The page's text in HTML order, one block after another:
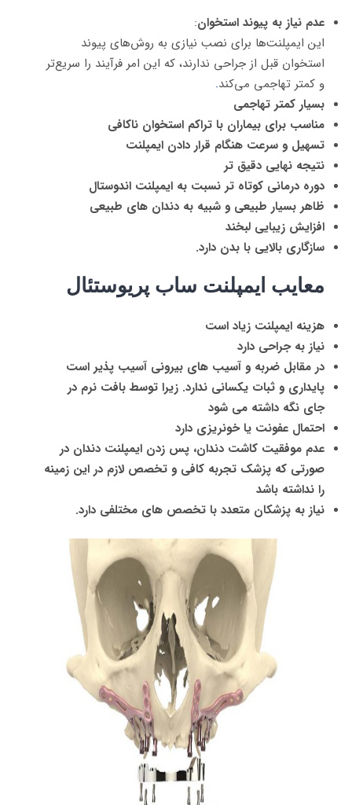
عدم نیاز به پیوند استخوان:
این ایمپلنت‌ها برای نصب نیازی به روش‌های پیوند
استخوان قبل از جراحی ندارند، که این امر فرآیند را سریع‌تر
و کمتر تهاجمی می‌کند.
بسیار کمتر تهاجمی
مناسب برای بیماران با تراکم استخوان ناکافی
تسهیل و سرعت هنگام قرار دادن ایمپلنت
نتیجه نهایی دقیق تر
دوره درمانی کوتاه تر نسبت به ایمپلنت اندوستال
ظاهر بسیار طبیعی و شبیه به دندان های طبیعی
افزایش زیبایی لبخند
سازگاری بالایی با بدن دارد.
معایب ایمپلنت ساب پریوستئال
هزینه ایمپلنت زیاد است
نیاز به جراحی دارد
در مقابل ضربه و آسیب های بیرونی آسیب پذیر است
پایداری و ثبات یکسانی ندارد. زیرا توسط بافت نرم در
جای نگه داشته می شود
احتمال عفونت یا خونریزی دارد
عدم موفقیت کاشت دندان، پس زدن ایمپلنت دندان در
صورتی که پزشک تجربه کافی و تخصص لازم در این زمینه
را نداشته باشد
نیاز به پزشکان متعدد با تخصص های مختلفی دارد.